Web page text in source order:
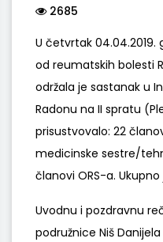
2685
U četvrtak 04.04.2019.
od reumatskih bolesti
održala je sastanak u
Radonu na II spratu
prisustvovalo: 22
medicinske sestre/
članovi ORS-a.
Uvodnu i pozdravnu
podružnice Niš